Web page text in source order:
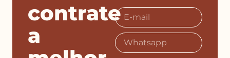
contrate
a